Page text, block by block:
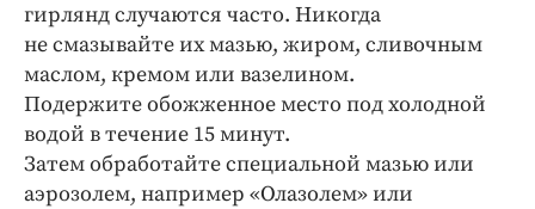
Праздники
Происшествия
Спорт
Экономика и бизнес
ПРОЕКТЫ
гирлянд случаются часто. Никогда
не смазывайте их мазью, жиром, сливочным
маслом, кремом или вазелином.
Подержите обожженное место под холодной
водой в течение 15 минут.
Затем обработайте специальной мазью или
аэрозолем, например «Олазолем» или